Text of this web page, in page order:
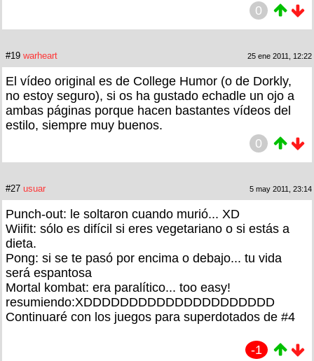
0
#19 warheart 25 ene 2011, 12:22
El vídeo original es de College Humor (o de Dorkly,
no estoy seguro), si os ha gustado echadle un ojo a
ambas páginas porque hacen bastantes vídeos del
estilo, siempre muy buenos.
0
#27 usuar 5 may 2011, 23:14
Punch-out: le soltaron cuando murió... XD
Wiifit: sólo es difícil si eres vegetariano o si estás a
dieta.
Pong: si se te pasó por encima o debajo... tu vida
será espantosa
Mortal kombat: era paralítico... too easy!
resumiendo:XDDDDDDDDDDDDDDDDDDDDD
Continuaré con los juegos para superdotados de #4
-1